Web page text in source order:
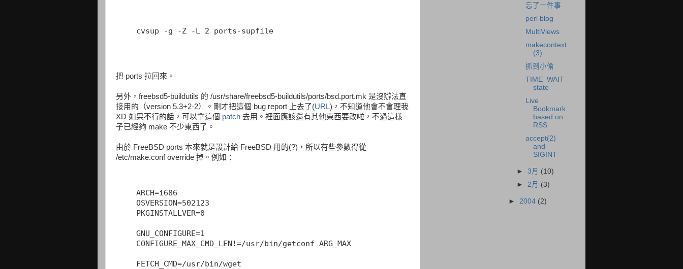
cvsup -g -Z -L 2 ports-supfile
把 ports 拉回來。
另外，freebsd5-buildutils 的 /usr/share/freebsd5-buildutils/ports/bsd.port.mk 是沒辦法直
接用的（version 5.3+2-2）。剛才把這個 bug report 上去了(URL)，不知道他會不會理我
XD 如果不行的話，可以拿這個 patch 去用。裡面應該還有其他東西要改啦，不過這樣
子已經夠 make 不少東西了。
由於 FreeBSD ports 本來就是設計給 FreeBSD 用的(?)，所以有些參數得從
/etc/make.conf override 掉。例如：
ARCH=i686
OSVERSION=502123
PKGINSTALLVER=0
GNU_CONFIGURE=1
CONFIGURE_MAX_CMD_LEN!=/usr/bin/getconf ARG_MAX
FETCH_CMD=/usr/bin/wget
忘了一件事
perl blog
MultiViews
makecontext
(3)
抓到小偷
TIME_WAIT
state
Live
Bookmark
based on
RSS
accept(2)
and
SIGINT
►3月 (10)
►2月 (3)
► 2004 (2)